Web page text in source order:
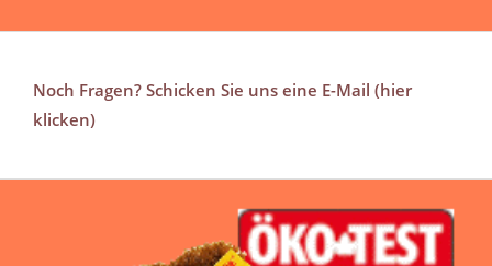
Noch Fragen? Schicken Sie uns eine E-Mail (hier
klicken)